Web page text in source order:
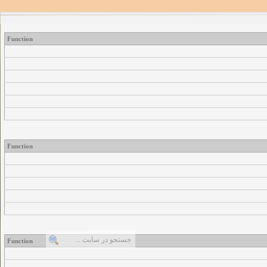
Function
Function
Function